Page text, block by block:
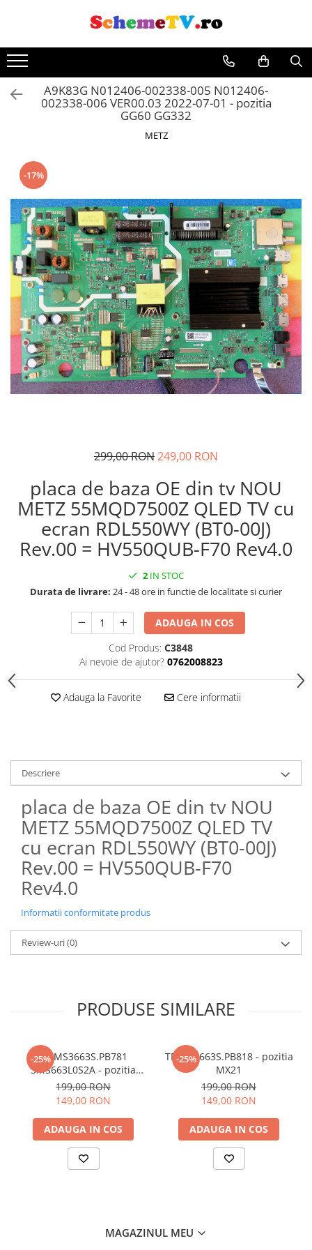
Toate Produsele
Placi de baza
Sursa alimentare
Seturi Benzi LED
Driver LED
Diverse
A9K83G N012406-002338-005 N012406-
002338-006 VER00.03 2022-07-01 - pozitia
GG60 GG332
METZ
-17%
299,00 RON249,00 RON
placa de baza OE din tv NOU
METZ 55MQD7500Z QLED TV cu
ecran RDL550WY (BT0-00J)
Rev.00 = HV550QUB-F70 Rev4.0
2 IN STOC
Durata de livrare: 24 - 48 ore in functie de localitate si curier
ADAUGA IN COS
Cod Produs: C3848
Ai nevoie de ajutor? 0762008823
Adauga la Favorite Cere informatii
Descriere
placa de baza OE din tv NOU
METZ 55MQD7500Z QLED TV
cu ecran RDL550WY (BT0-00J)
Rev.00 = HV550QUB-F70
Rev4.0
Informatii conformitate produs
Review-uri(0)
PRODUSE SIMILARE
-25%TP.MS3663S.PB781
3MS663L0S2A - pozitia
MX22
199,00 RON
149,00 RON
ADAUGA IN COS
-25%
TP.MS3663S.PB818 - pozitia
MX21
199,00 RON
149,00 RON
ADAUGA IN COS
MAGAZINUL MEU